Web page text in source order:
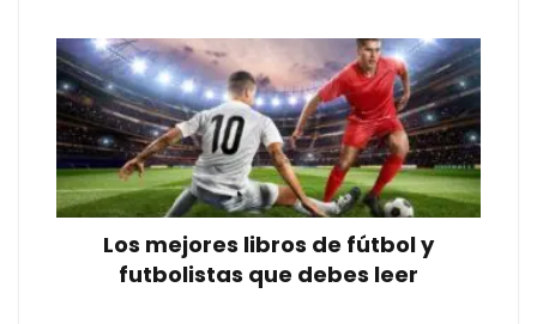
Los mejores libros de fútbol y
futbolistas que debes leer